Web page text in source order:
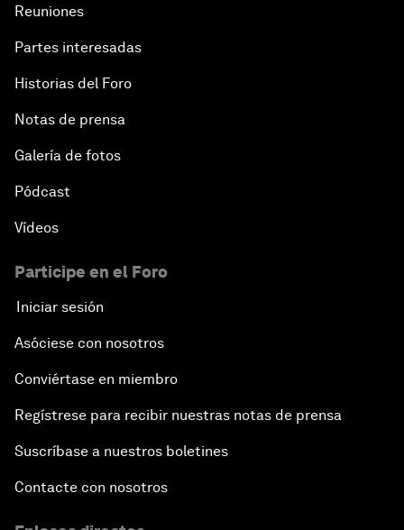
Reuniones
Partes interesadas
Historias del Foro
Notas de prensa
Galería de fotos
Pódcast
Vídeos
Participe en el Foro
Iniciar sesión
Asóciese con nosotros
Conviértase en miembro
Regístrese para recibir nuestras notas de prensa
Suscríbase a nuestros boletines
Contacte con nosotros